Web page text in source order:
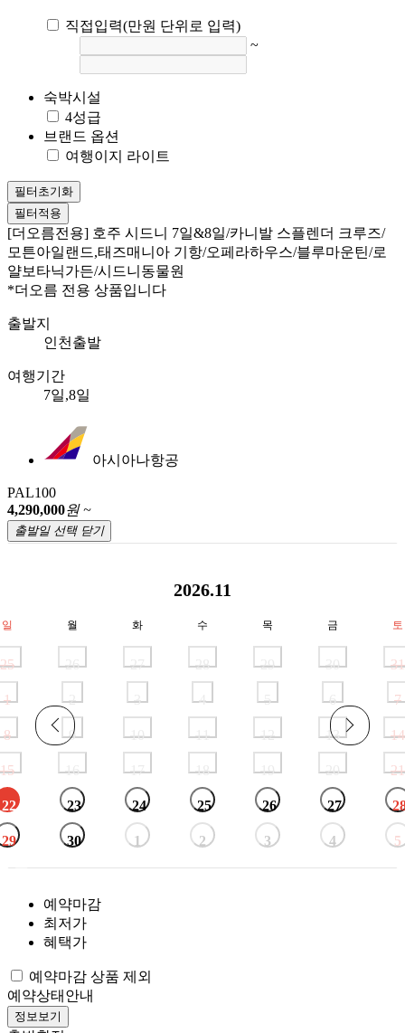
유럽/
일본
중국
대만/
홍콩/
마카오
미주/
캐나
다/중
남미
호주/
뉴질랜
몽골/
중앙아
시아
인도/
스리랑
카
서유럽
프랑스/남프랑스 스위스 이탈리아/시칠리아/돌로
미티 서유럽 2개국 서유럽 3개국
상
동유럽
동유럽 3개국 이하
동유럽/발칸
중기(9~10일)
튀르키예 그리스
중동/이집트
두바이 연계 이집트/이집트 연계
북유럽/아이슬란드
드
하롱베이/사파
태국
말레이시아
코타키나발루
인도네시아
북해도
오키나와
시코쿠
마쓰야마 다카마츠/요나고/도쿠시마
니가타/아오모리
나고야/도야마/알펜루트
전체
장가계
백두산
태항산
북경
대련 하얼빈
계림/구채구/곤명
직접입력(만원 단위로 입력)
~
숙박시설
4성급
브랜드 옵션
여행이지 라이트
필터초기화
필터적용
[더오름전용] 호주 시드니 7일&8일/카니발 스플렌더 크루즈/
모튼아일랜드,태즈매니아 기항/오페라하우스/블루마운틴/로
얄보타닉가든/시드니동물원
*더오름 전용 상품입니다
출발지
인천출발
여행기간
7일,8일
아시아나항공
PAL100
4,290,000원 ~
출발일 선택 닫기
2026.11
일 월 화 수 목 금 토
25 26 27 28 29 30 31
1 2 3 4 5 6 7
8 9 10 11 12 13 14
15 16 17 18 19 20 21
22
가
23 24 25 26 27
29 30 1 2 3 4 5
예약마감
최저가
혜택가
예약마감 상품 제외
예약상태안내
정보보기